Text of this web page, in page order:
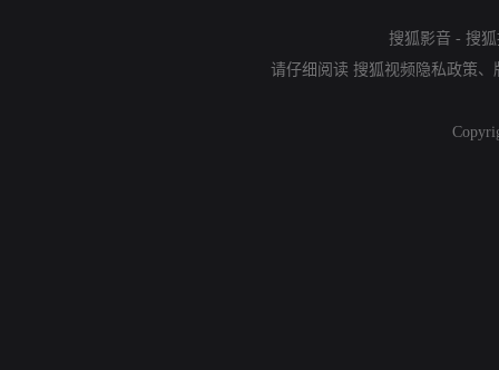
搜狐影音 - 搜
请仔细阅读 搜狐视频隐私政策、